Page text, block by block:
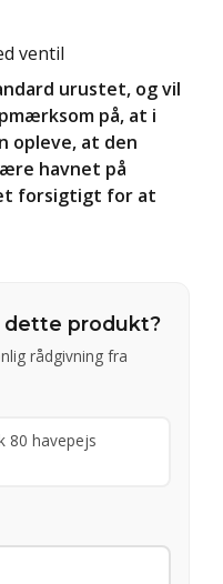
ventil
urustet, og vil
på, at i
opleve, at den
havnet på
forsigtigt for at
dette produkt?
rådgivning fra
80 havepejs